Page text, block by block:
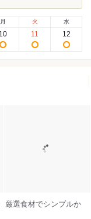
月
10
火
11
水
12
厳選食材でシンプルか